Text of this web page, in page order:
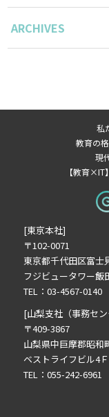
ARCHIVES
2022年8月の記事
2022年7月の記事
2022年5月の記事
2022年4月の記事
2022年3月の記事
2022年2月の記事
2022年1月の記事
2021年11月の記事
2021年9月の記事
2021年8月の記事
2021年6月の記事
2021年4月の記事
2021年2月の記事
2020年12月の記
私
教育の
現
【教育×IT
[東京本社]
〒102-0071
東京都千代田区富士
フジビュータワー飯
TEL：03-4567-
[山梨支社（事務セ
〒409-3867
山梨県中巨摩郡昭和
ベストライフビル4Ｆ
TEL：055-242-